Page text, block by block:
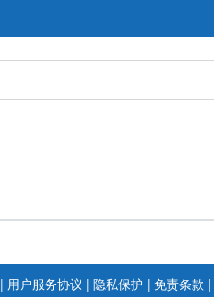
| 用户服务协议 | 隐私保护 | 免责条款 |